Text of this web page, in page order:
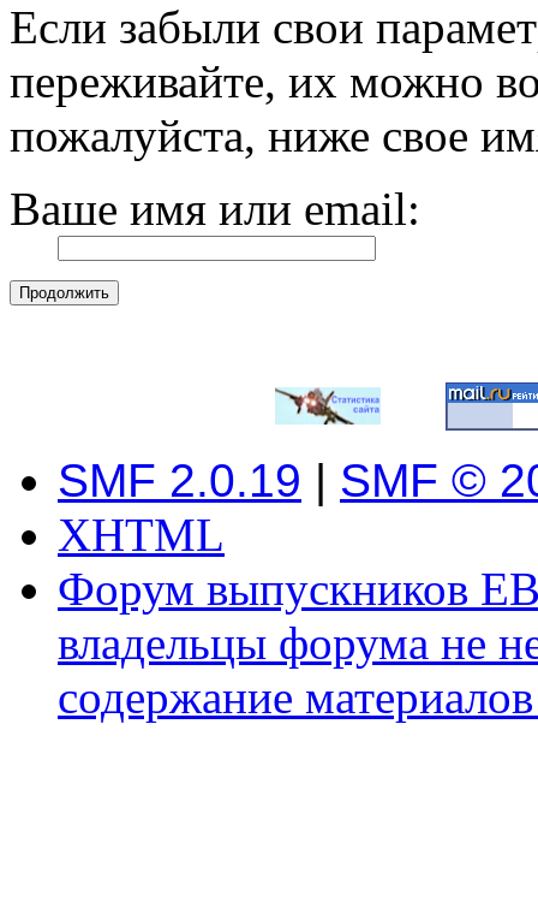
Если забыли свои
переживайте, их можно
пожалуйста, ниже свое
Ваше имя или email:
SMF 2.0.19 | SMF ©
XHTML
Форум выпускников
владельцы форума не
содержание